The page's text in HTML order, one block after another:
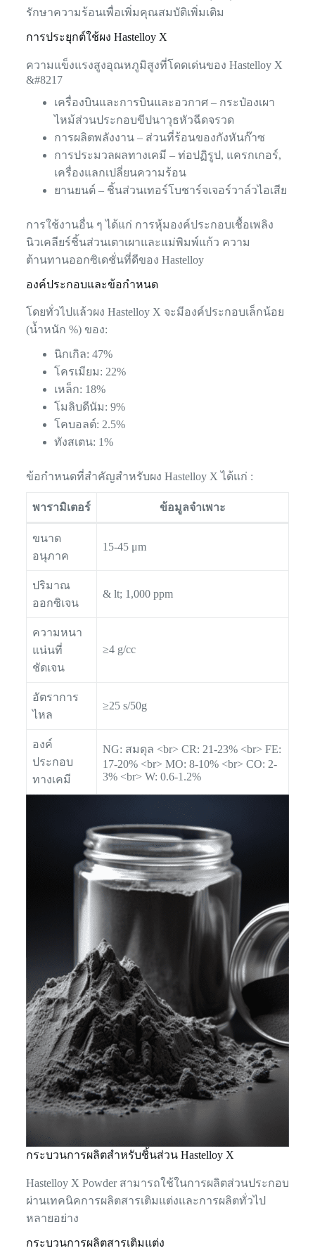
รักษาความร้อนเพื่อเพิ่มคุณสมบัติเพิ่มเติม
การประยุกต์ใช้ผง Hastelloy X
ความแข็งแรงสูงอุณหภูมิสูงที่โดดเด่นของ Hastelloy X
&#8217
เครื่องบินและการบินและอวกาศ – กระป๋องเผา
ไหม้ส่วนประกอบขีปนาวุธหัวฉีดจรวด
การผลิตพลังงาน – ส่วนที่ร้อนของกังหันก๊าซ
การประมวลผลทางเคมี – ท่อปฏิรูป, แครกเกอร์,
เครื่องแลกเปลี่ยนความร้อน
ยานยนต์ – ชิ้นส่วนเทอร์โบชาร์จเจอร์วาล์วไอเสีย
การใช้งานอื่น ๆ ได้แก่ การหุ้มองค์ประกอบเชื้อเพลิง
นิวเคลียร์ชิ้นส่วนเตาเผาและแม่พิมพ์แก้ว ความ
ต้านทานออกซิเดชั่นที่ดีของ Hastelloy
องค์ประกอบและข้อกำหนด
โดยทั่วไปแล้วผง Hastelloy X จะมีองค์ประกอบเล็กน้อย
(น้ำหนัก %) ของ:
นิกเกิล: 47%
โครเมียม: 22%
เหล็ก: 18%
โมลิบดีนัม: 9%
โคบอลต์: 2.5%
ทังสเตน: 1%
ข้อกำหนดที่สำคัญสำหรับผง Hastelloy X ได้แก่ :
พารามิเตอร์ ข้อมูลจำเพาะ
ขนาด
อนุภาค
15-45 μm
ปริมาณ
ออกซิเจน
& lt; 1,000 ppm
ความหนา
แน่นที่
ชัดเจน
≥4 g/cc
อัตราการ
ไหล
≥25 s/50g
องค์
ประกอบ
ทางเคมี
NG: สมดุล <br> CR: 21-23% <br> FE:
17-20% <br> MO: 8-10% <br> CO: 2-
3% <br> W: 0.6-1.2%
กระบวนการผลิตสำหรับชิ้นส่วน Hastelloy X
Hastelloy X Powder สามารถใช้ในการผลิตส่วนประกอบ
ผ่านเทคนิคการผลิตสารเติมแต่งและการผลิตทั่วไป
หลายอย่าง
กระบวนการผลิตสารเติมแต่ง